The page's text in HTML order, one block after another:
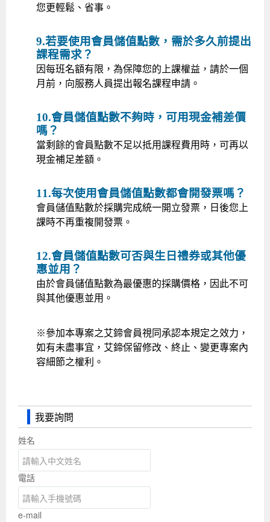
您更輕鬆、省事。
9.若要使用會員儲值點數，需於多久前提出
課程需求？
因每班名額有限，為保障您的上課權益，請於一個
月前，向服務人員提出報名課程申請。
10.會員儲值點數不夠時，可用現金補差價
嗎？
當剩餘的會員點數不足以抵用課程費用時，可再以
現金補足差額。
11.每次使用會員儲值點數都會開發票嗎？
會員儲值點數於採購完成統一開立發票，日後您上
課時不再重複開發票。
12.會員儲值點數可否與生日禮券或其他優
惠並用？
由於會員儲值點數為最優惠的採購價格，因此不可
與其他優惠並用。
※參加本專案之艾鍗會員視同承認本規定之效力，
如有未盡事宜，艾鍗保留修改、終止、變更專案內
容細節之權利。
我要詢問
姓名
電話
e-mail